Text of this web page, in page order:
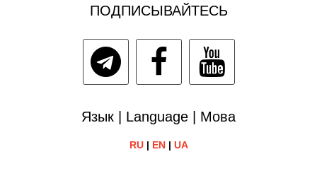
ПОДПИСЫВАЙТЕСЬ
Язык | Language | Мова
RU| EN| UA